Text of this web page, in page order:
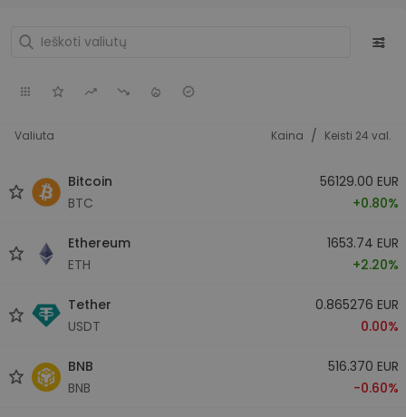
Valiuta Kaina / Keisti 24 val.
Bitcoin
BTC
56129.00 EUR
+0.80%
Ethereum
ETH
1653.74 EUR
+2.20%
Tether
USDT
0.865276 EUR
0.00%
BNB
BNB
516.370 EUR
-0.60%